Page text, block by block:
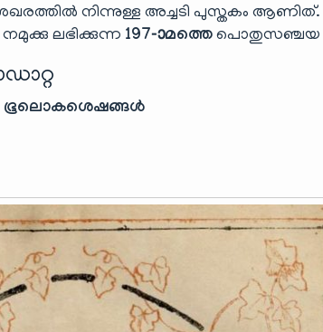
നിന്നുള്ള അച്ചടി പുസ്തകം
ലഭിക്കുന്ന 197-ാമത്തെ പൊതുസഞ്ചയ
– ഭൂലൊകശെഷങ്ങൾ